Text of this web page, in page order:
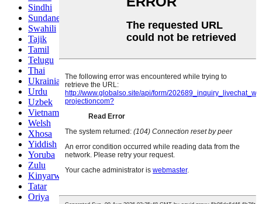
Sindhi
Sundanese
Swahili
Tajik
Tamil
Telugu
Thai
Ukrainian
Urdu
Uzbek
Vietnamese
Welsh
Xhosa
Yiddish
Yoruba
Zulu
Kinyarwanda
Tatar
Oriya